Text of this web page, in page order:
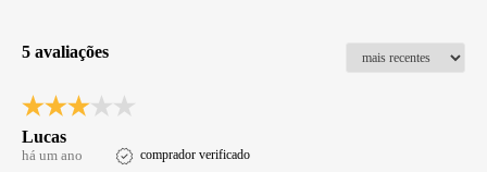
5 avaliações
Lucas
há um ano comprador verificado